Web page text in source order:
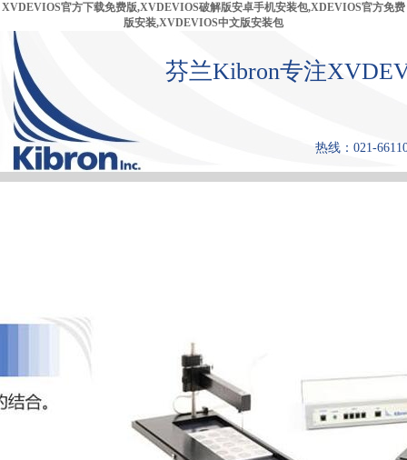
XVDEVIOS官方下载免费版,XVDEVIOS破解版安卓手机安装包,XDEVIOS官方免费
版安装,XVDEVIOS中文版安装包
芬兰Kibron专注
热线：021-
首 页 产品中心 张力仪